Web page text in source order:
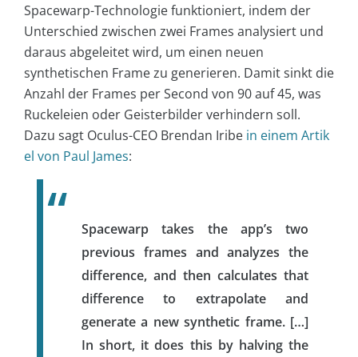
Spacewarp-Technologie funktioniert, indem der
Unterschied zwischen zwei Frames analysiert und
daraus abgeleitet wird, um einen neuen
synthetischen Frame zu generieren. Damit sinkt die
Anzahl der Frames per Second von 90 auf 45, was
Ruckeleien oder Geisterbilder verhindern soll.
Dazu sagt Oculus-CEO Brendan Iribe in einem Artik
el von Paul James:
Spacewarp takes the app’s two
previous frames and analyzes the
difference, and then calculates that
difference to extrapolate and
generate a new synthetic frame. […]
In short, it does this by halving the